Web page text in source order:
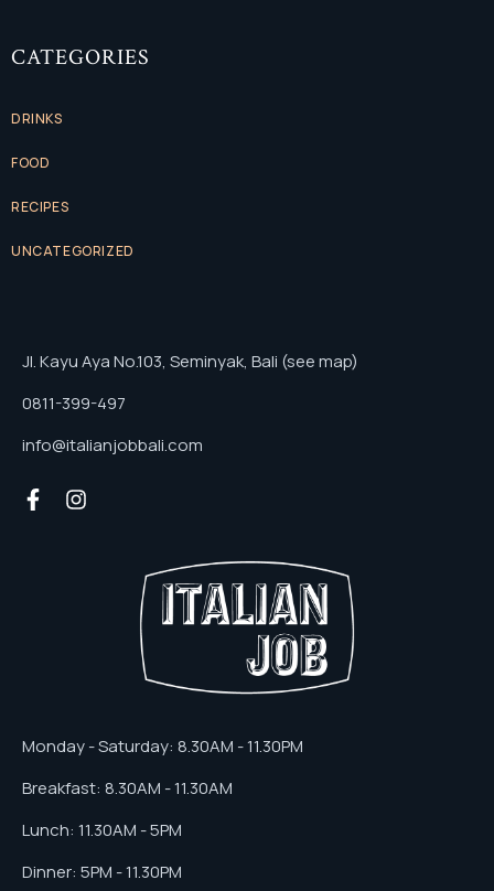
CATEGORIES
DRINKS
FOOD
RECIPES
UNCATEGORIZED
Jl. Kayu Aya No.103, Seminyak, Bali (see map)
0811-399-497
info@italianjobbali.com
Monday - Saturday: 8.30AM - 11.30PM
Breakfast: 8.30AM - 11.30AM
Lunch: 11.30AM - 5PM
Dinner: 5PM - 11.30PM